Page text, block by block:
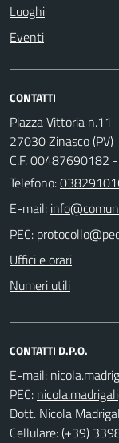
Luoghi
Eventi
CONTATTI
Piazza Vittoria n.11
27030 Zinasco (PV)
C.F. 00487690182
Telefono:
E-mail:
PEC:
Uffici e orari
Numeri utili
CONTATTI D.P.O.
E-mail:
PEC:
Dott. Nicola
Cellulare: (+39)